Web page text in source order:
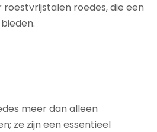
roedes, die een
meer dan alleen
ze zijn een essentieel